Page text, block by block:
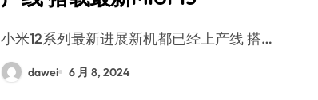
小米12系列最新进展新机都已经上产线 搭…
dawei 6 月 8, 2024